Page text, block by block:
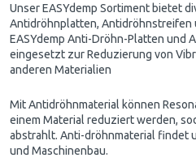
Unser EASYdemp Sortiment bietet
Antidröhnplatten, Antidröhnstreifen
EASYdemp Anti-Dröhn-Platten und
eingesetzt zur Reduzierung von
anderen Materialien
Mit Antidröhnmaterial können
einem Material reduziert werden,
abstrahlt. Anti-dröhnmaterial findet
und Maschinenbau.